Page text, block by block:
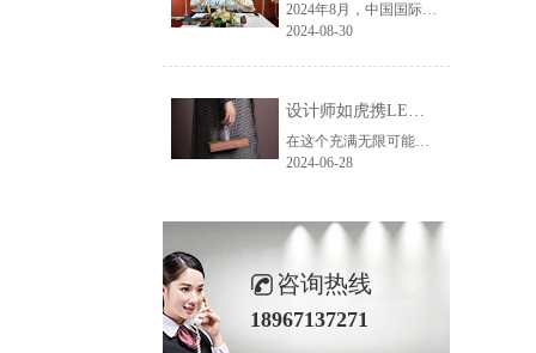
2024年8月，中国国际纺织面料及辅料（秋冬）博览会完美收官！作为一家拥有30年历史的专业衣架制造商，我们非常荣幸能够参与这一盛会，并在此期间与众多客户进行了广泛而深入的交流。
2024-08-30
设计师如虎携LEMONLEE红雪松礼盒荣获第六届未来·已来香港新锐当代设计奖铜奖
在这个充满无限可能的2024年夏季，LEMONLEE品牌设计师如虎以其非凡的创意与对自然的深刻理解，精心打造的红雪松木球礼盒，在“2024未来·已来——第六届香港新锐当代设计奖”中摘得铜奖。这不仅是对设计师如虎原创设计能力的嘉奖，更是对LEMONLEE品牌的高度认可。
2024-06-28
咨询热线
18967137271